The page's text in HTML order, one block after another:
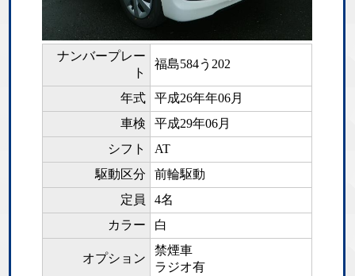
ナンバープレー
ト
福島584う202
年式
平成26年年06月
車検
平成29年06月
シフト
AT
駆動区分
前輪駆動
定員
4名
カラー
白
オプション
禁煙車
ラジオ有